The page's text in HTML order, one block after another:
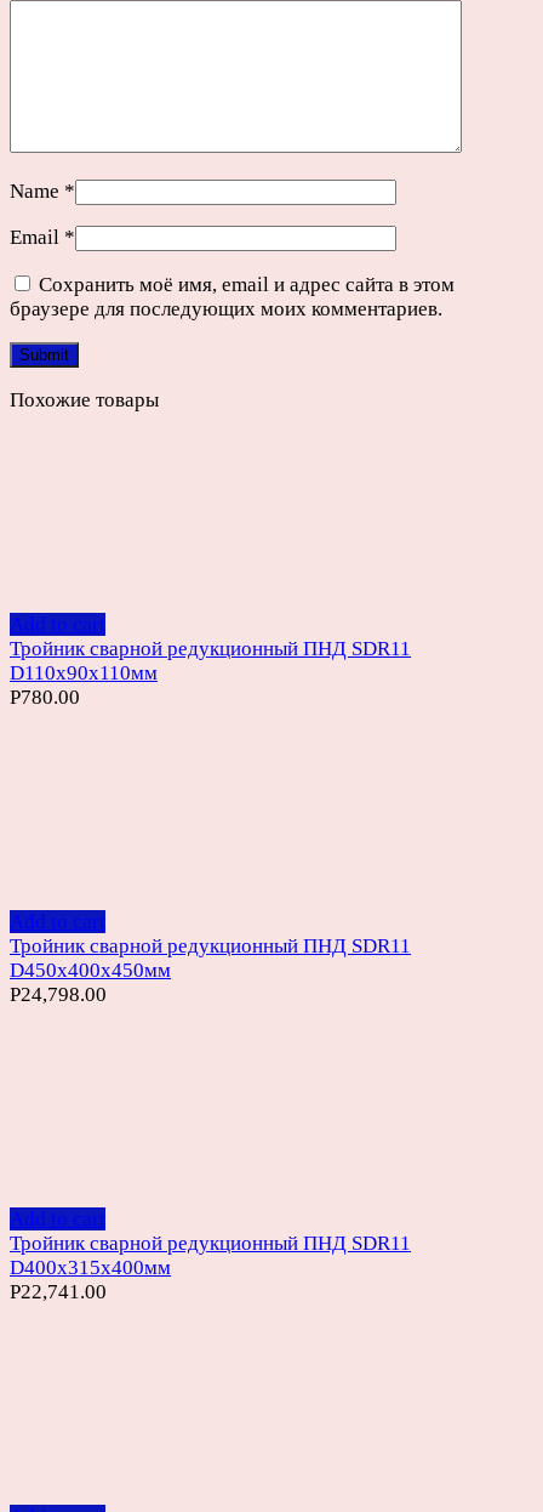
Name *
Email *
Сохранить моё имя, email и адрес сайта в этом
браузере для последующих моих комментариев.
Похожие товары
Add to cart
Тройник сварной редукционный ПНД SDR11
D110х90х110мм
Р780.00
Add to cart
Тройник сварной редукционный ПНД SDR11
D450х400х450мм
Р24,798.00
Add to cart
Тройник сварной редукционный ПНД SDR11
D400х315х400мм
Р22,741.00